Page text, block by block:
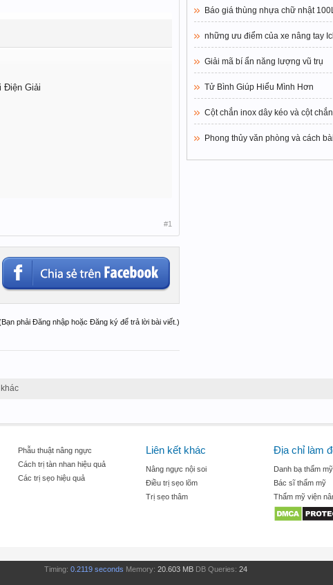
Điện Giải
#1
phải Đăng nhập hoặc Đăng ký để trả lời bài viết.)
Báo giá thùng nhựa chữ nhật
những ưu điểm của xe nâng tay
Giải mã bí ẩn năng lượng vũ trụ
Tử Bình Giúp Hiểu Mình Hơn
Cột chắn inox dây kéo và cột
Phong thủy văn phòng và cách
Phẫu thuật nâng ngực
Cách trị tàn nhan hiệu quả
Các trị sẹo hiệu quả
Liên kết khác
Nâng ngực nội soi
Điều trị sẹo lõm
Trị sẹo thâm
Địa chỉ làm
Danh bạ thẩm mỹ
Bác sĩ thẩm mỹ
Thẩm mỹ viện
Timing: 0.2119 seconds Memory: 20.603 MB DB Queries: 24